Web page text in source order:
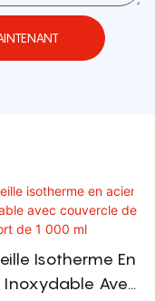
Isotherme En
Inoxydable Avec